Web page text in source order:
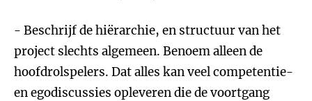
- Beschrijf de hiërarchie, en structuur van het
project slechts algemeen. Benoem alleen de
hoofdrolspelers. Dat alles kan veel competentie-
en egodiscussies opleveren die de voortgang